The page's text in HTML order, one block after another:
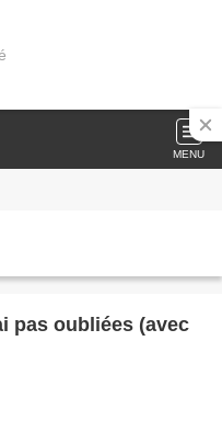
MENU
pas oubliées (avec